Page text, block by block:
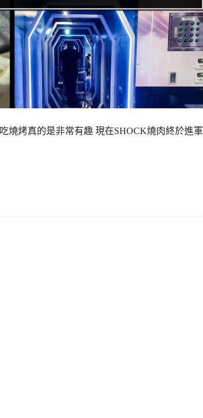
燒烤真的是非常有趣 現在SHOCK燒肉終於進軍